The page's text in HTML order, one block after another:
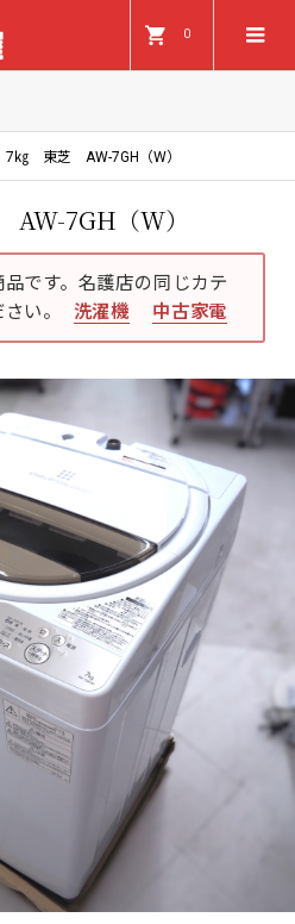
0
㎏ 東芝 AW-7GH（W）
7GH（W）
品です。名護店の同じカテ
い。
洗濯機 中古家電